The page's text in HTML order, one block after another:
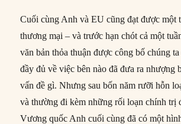
Cuối cùng Anh và EU cũng đạt được một
thương mại – và trước hạn chót cả một
văn bản thỏa thuận được công bố chúng
đầy đủ về việc bên nào đã đưa ra nhượng
vấn đề gì. Nhưng sau bốn năm rưỡi hỗn
và thường đi kèm những rối loạn chính trị
Vương quốc Anh cuối cùng đã có một